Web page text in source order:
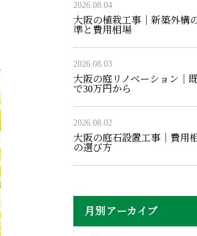
2026.08.04
大阪の植栽工事｜新築外構
準と費用相場
2026.08.03
大阪の庭リノベーション｜
で30万円から
2026.08.02
大阪の庭石設置工事｜費用
の選び方
月別アーカイブ